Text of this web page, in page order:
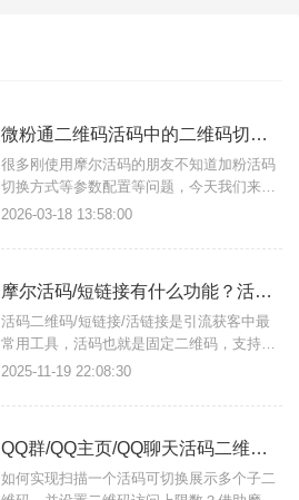
微粉通二维码活码中的二维码切换方式/设备绑定说明
很多刚使用摩尔活码的朋友不知道加粉活码
切换方式等参数配置等问题，今天我们来总
结一下：二维码切换方式说明1、顺序切
数后，自动下线二维码 (如:某客服加满50人
可用的子二维码随机展示 (如：所有客服随
机分配客户)；3、
2026-03-18 13:58:00
摩尔活码/短链接有什么功能？活码二维码/活链接如何在线生成？
活码二维码/短链接/活链接是引流获客中最
常用工具，活码也就是固定二维码，支持按
设定展示多个子码，并实现动态更新二维
条链接合并成一条活链接，可实时更改子链
入摩尔活码/短链接这一个工具即可实现。支
持生成以下类型工具：活码二
2025-11-19 22:08:30
QQ群/QQ主页/QQ聊天活码二维码如何创建？
如何实现扫描一个活码可切换展示多个子二